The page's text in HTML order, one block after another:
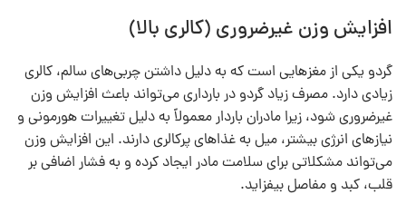
افزایش وزن غیرضروری (کالری بالا)
گردو یکی از مغزهایی است که به دلیل داشتن چربی‌های سالم، کالری
زیادی دارد. مصرف زیاد گردو در بارداری می‌تواند باعث افزایش وزن
غیرضروری شود، زیرا مادران باردار معمولاً به دلیل تغییرات هورمونی و
نیازهای انرژی بیشتر، میل به غذاهای پرکالری دارند. این افزایش وزن
می‌تواند مشکلاتی برای سلامت مادر ایجاد کرده و به فشار اضافی بر
قلب، کبد و مفاصل بیفزاید.